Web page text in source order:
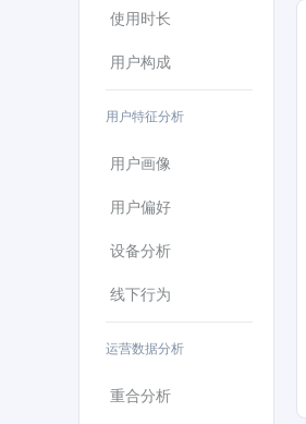
使用时长
用户构成
用户特征分析
用户画像
用户偏好
设备分析
线下行为
运营数据分析
重合分析